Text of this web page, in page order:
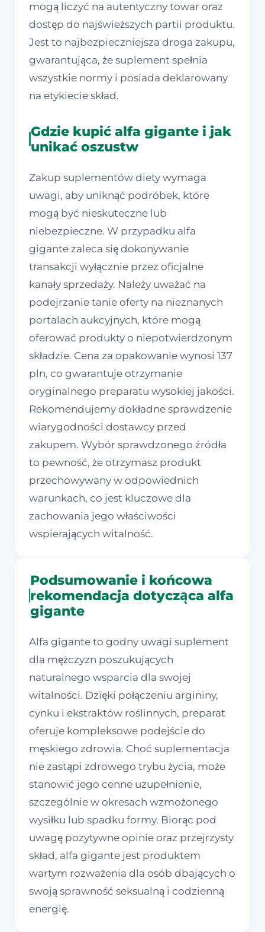
mogą liczyć na autentyczny towar oraz
dostęp do najświeższych partii produktu.
Jest to najbezpieczniejsza droga zakupu,
gwarantująca, że suplement spełnia
wszystkie normy i posiada deklarowany
na etykiecie skład.
Gdzie kupić alfa gigante i jak
unikać oszustw
Zakup suplementów diety wymaga
uwagi, aby uniknąć podróbek, które
mogą być nieskuteczne lub
niebezpieczne. W przypadku alfa
gigante zaleca się dokonywanie
transakcji wyłącznie przez oficjalne
kanały sprzedaży. Należy uważać na
podejrzanie tanie oferty na nieznanych
portalach aukcyjnych, które mogą
oferować produkty o niepotwierdzonym
składzie. Cena za opakowanie wynosi 137
pln, co gwarantuje otrzymanie
oryginalnego preparatu wysokiej jakości.
Rekomendujemy dokładne sprawdzenie
wiarygodności dostawcy przed
zakupem. Wybór sprawdzonego źródła
to pewność, że otrzymasz produkt
przechowywany w odpowiednich
warunkach, co jest kluczowe dla
zachowania jego właściwości
wspierających witalność.
Podsumowanie i końcowa
rekomendacja dotycząca alfa
gigante
Alfa gigante to godny uwagi suplement
dla mężczyzn poszukujących
naturalnego wsparcia dla swojej
witalności. Dzięki połączeniu argininy,
cynku i ekstraktów roślinnych, preparat
oferuje kompleksowe podejście do
męskiego zdrowia. Choć suplementacja
nie zastąpi zdrowego trybu życia, może
stanowić jego cenne uzupełnienie,
szczególnie w okresach wzmożonego
wysiłku lub spadku formy. Biorąc pod
uwagę pozytywne opinie oraz przejrzysty
skład, alfa gigante jest produktem
wartym rozważenia dla osób dbających o
swoją sprawność seksualną i codzienną
energię.